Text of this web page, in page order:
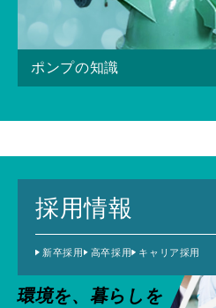
ポンプの知識
採用情報
新卒採用 高卒採用 キャリア採用
環境を、暮らしを